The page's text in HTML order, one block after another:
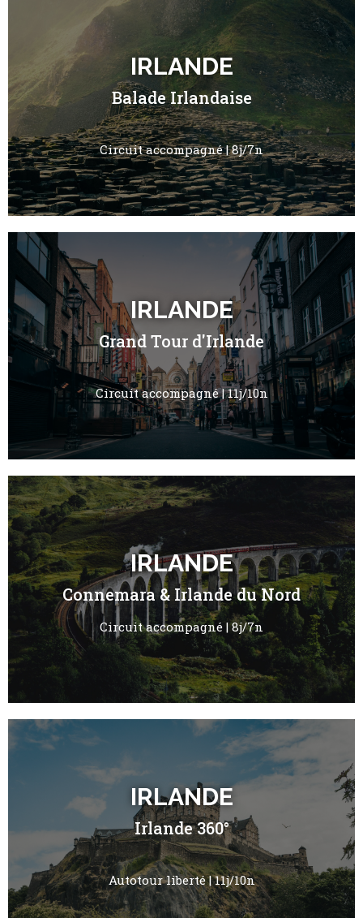
IRLANDE
Balade Irlandaise
Circuit accompagné | 8j/7n
IRLANDE
Grand Tour d'Irlande
Circuit accompagné | 11j/10n
IRLANDE
Connemara & Irlande du Nord
Circuit accompagné | 8j/7n
IRLANDE
Irlande 360°
Autotour liberté | 11j/10n